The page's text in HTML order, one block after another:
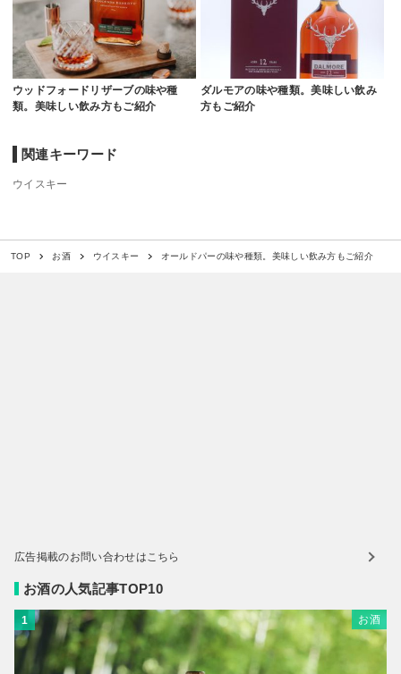
ウッドフォードリザーブの味や種
類。美味しい飲み方もご紹介
ダルモアの味や種類。美味しい飲み
方もご紹介
関連キーワード
ウイスキー
TOP お酒 ウイスキー オールドパーの味や種類。美味しい飲み方もご紹介
広告掲載のお問い合わせはこちら
お酒の人気記事TOP10
1 お酒